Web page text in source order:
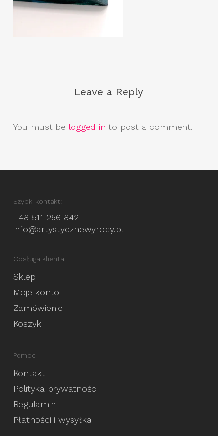
Leave a Reply
You must be logged in to post a comment.
Szybki kontakt:
+48 511 256 842
info@artystycznewyroby.pl
Obsługa klienta
Sklep
Moje konto
Zamówienie
Koszyk
Pomoc
Kontakt
Polityka prywatności
Regulamin
Płatności i wysyłka